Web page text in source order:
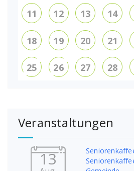
11 12 13 14
18 19 20 21
25 26 27 28
Veranstaltungen
13